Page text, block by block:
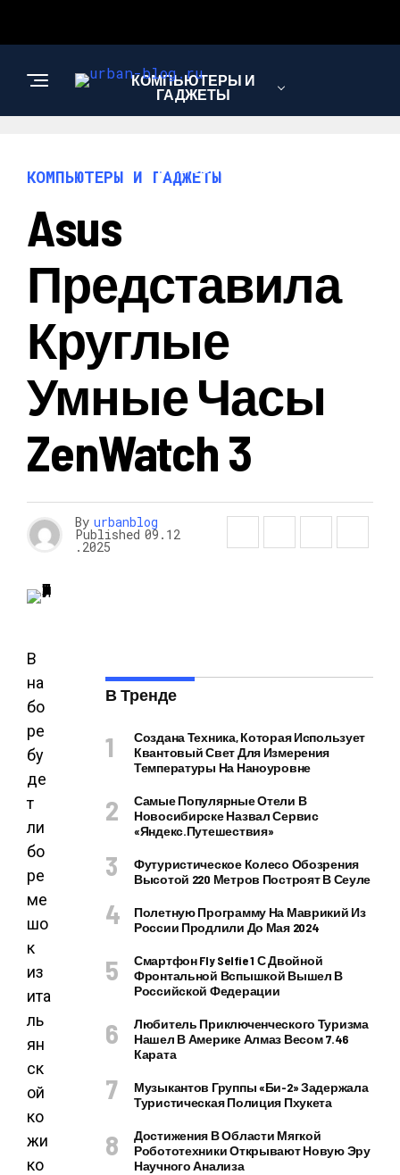
КОМПЬЮТЕРЫ И
ГАДЖЕТЫ
НОВОСТИ
КОМПЬЮТЕРЫ И ГАДЖЕТЫ
Asus
Представила
Круглые
Умные Часы
ZenWatch 3
By urbanblog
Published 09.12
.2025
В
на
бо
ре
бу
де
т
ли
бо
ре
ме
шо
к
из
ита
ль
ян
ск
ой
ко
жи
ко
В Тренде
Создана Техника, Которая Использует
Квантовый Свет Для Измерения
Температуры На Наноуровне
Самые Популярные Отели В
Новосибирске Назвал Сервис
«Яндекс.Путешествия»
Футуристическое Колесо Обозрения
Высотой 220 Метров Построят В Сеуле
Полетную Программу На Маврикий Из
России Продлили До Мая 2024
Смартфон Fly Selfie 1 С Двойной
Фронтальной Вспышкой Вышел В
Российской Федерации
Любитель Приключенческого Туризма
Нашел В Америке Алмаз Весом 7.46
Карата
Музыкантов Группы «Би-2» Задержала
Туристическая Полиция Пхукета
Достижения В Области Мягкой
Робототехники Открывают Новую Эру
Научного Анализа